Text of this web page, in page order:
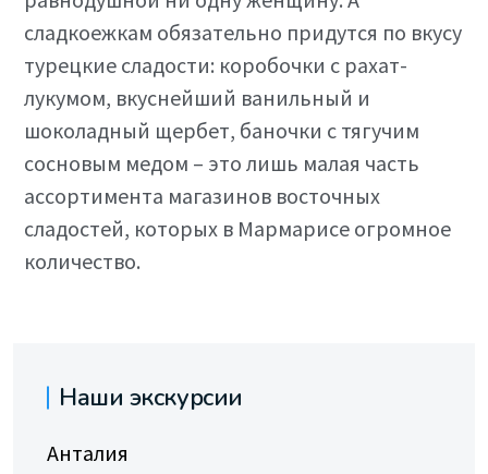
сладкоежкам обязательно придутся по вкусу
турецкие сладости: коробочки с рахат-
лукумом, вкуснейший ванильный и
шоколадный щербет, баночки с тягучим
сосновым медом – это лишь малая часть
ассортимента магазинов восточных
сладостей, которых в Мармарисе огромное
количество.
Наши экскурсии
Анталия